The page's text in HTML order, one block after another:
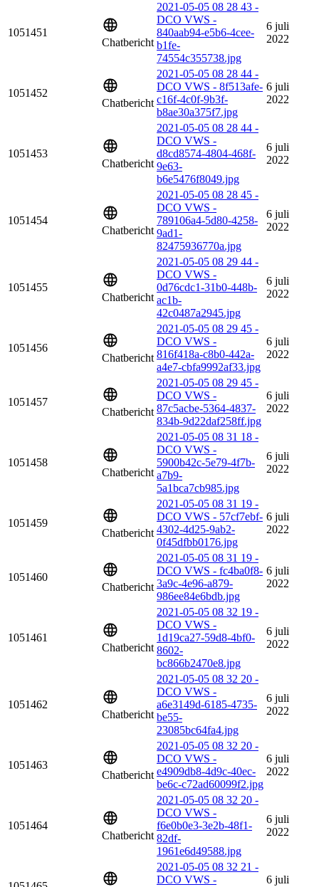
1051451
Chatbericht
2021-05-05 08 28 43 -
DCO VWS -
840aab94-e5b6-4cee-
b1fe-
74554c355738.jpg
6 juli
2022
1051452
Chatbericht
2021-05-05 08 28 44 -
DCO VWS - 8f513afe-
c16f-4c0f-9b3f-
b8ae30a375f7.jpg
6 juli
2022
1051453
Chatbericht
2021-05-05 08 28 44 -
DCO VWS -
d8cd8574-4804-468f-
9e63-
b6e5476f8049.jpg
6 juli
2022
1051454
Chatbericht
2021-05-05 08 28 45 -
DCO VWS -
789106a4-5d80-4258-
9ad1-
82475936770a.jpg
6 juli
2022
1051455
Chatbericht
2021-05-05 08 29 44 -
DCO VWS -
0d76cdc1-31b0-448b-
ac1b-
42c0487a2945.jpg
6 juli
2022
1051456
Chatbericht
2021-05-05 08 29 45 -
DCO VWS -
816f418a-c8b0-442a-
a4e7-cbfa9992af33.jpg
6 juli
2022
1051457
Chatbericht
2021-05-05 08 29 45 -
DCO VWS -
87c5acbe-5364-4837-
834b-9d22daf258ff.jpg
6 juli
2022
1051458
Chatbericht
2021-05-05 08 31 18 -
DCO VWS -
5900b42c-5e79-4f7b-
a7b9-
5a1bca7cb985.jpg
6 juli
2022
1051459
Chatbericht
2021-05-05 08 31 19 -
DCO VWS - 57cf7ebf-
4302-4d25-9ab2-
0f45dfbb0176.jpg
6 juli
2022
1051460
Chatbericht
2021-05-05 08 31 19 -
DCO VWS - fc4ba0f8-
3a9c-4e96-a879-
986ee84e6bdb.jpg
6 juli
2022
1051461
Chatbericht
2021-05-05 08 32 19 -
DCO VWS -
1d19ca27-59d8-4bf0-
8602-
bc866b2470e8.jpg
6 juli
2022
1051462
Chatbericht
2021-05-05 08 32 20 -
DCO VWS -
a6e3149d-6185-4735-
be55-
23085bc64fa4.jpg
6 juli
2022
1051463
Chatbericht
2021-05-05 08 32 20 -
DCO VWS -
e4909db8-4d9c-40ec-
be6c-c72ad60099f2.jpg
6 juli
2022
1051464
Chatbericht
2021-05-05 08 32 20 -
DCO VWS -
f6e0b0e3-3e2b-48f1-
82df-
1961e6d49588.jpg
6 juli
2022
2021-05-05 08 32 21 -
DCO VWS -
6 juli